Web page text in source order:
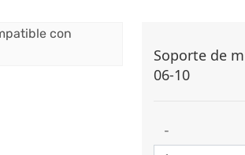
Soporte de
06-10
-